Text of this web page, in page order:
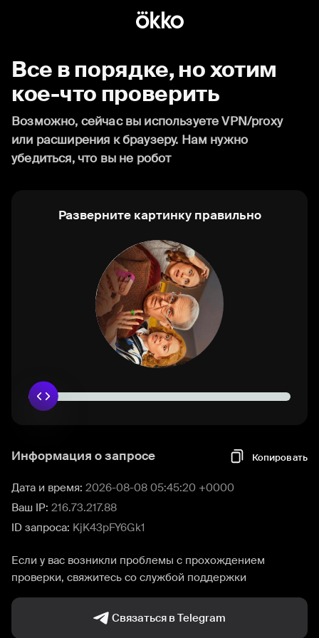
Все в порядке, но хотим
кое-что проверить
Возможно, сейчас вы используете VPN/proxy
или расширения к браузеру. Нам нужно
убедиться, что вы не робот
Разверните картинку правильно
Информация о запросе Копировать
Дата и время: 2026-08-08 05:45:20 +0000
Ваш IP: 216.73.217.88
ID запроса: KjK43pFY6Gk1
Если у вас возникли проблемы с прохождением
проверки, свяжитесь со службой поддержки
Связаться в Telegram